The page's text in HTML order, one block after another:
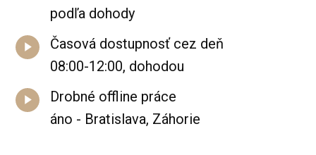
podľa dohody
Časová dostupnosť cez deň
08:00-12:00, dohodou
Drobné offline práce
áno - Bratislava, Záhorie